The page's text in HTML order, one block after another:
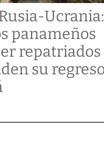
Ucrania:
panameños
repatriados
su